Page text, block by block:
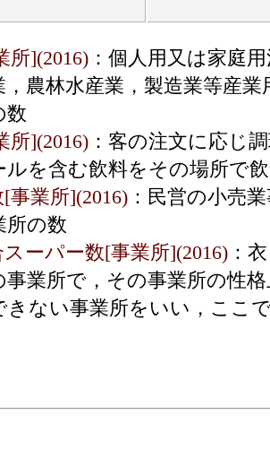
数(2016)
面積
数(2016)
数(2016)
実、食肉、鮮魚、酒、菓子
数(2016)：「飲食料品小売
、酒、菓子・パン、他)」
数[人](2016)
魚、酒、菓子・パン、他)」
面積[㎡](2016)：「飲食料品
魚、酒、菓子・パン、他)
延床面積
商品販売額[百万円](2016) ：
事業所における有体商品の
所数(2016)：「自動車、自
所](2016) ：個人用又は家庭
農林水産業，製造業等産
数
所](2016) ：客の注文に応じ
ルを含む飲料をその場所で
事業所](2016) ：民営の小売
所の数
ーパー数[事業所](2016) ：
事業所で，その事業所の性
きない事業所をいい，ここ